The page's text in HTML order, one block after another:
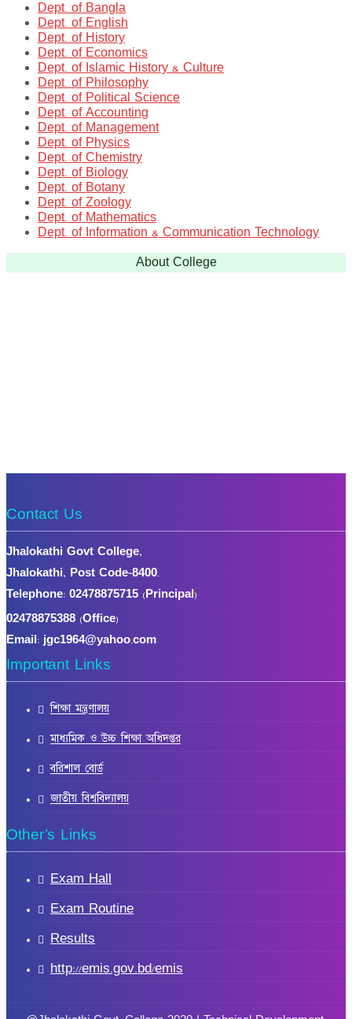
Dept. of Bangla
Dept. of English
Dept. of History
Dept. of Economics
Dept. of Islamic History & Culture
Dept. of Philosophy
Dept. of Political Science
Dept. of Accounting
Dept. of Management
Dept. of Physics
Dept. of Chemistry
Dept. of Biology
Dept. of Botany
Dept. of Zoology
Dept. of Mathematics
Dept. of Information & Communication Technology
About College
Contact Us
Jhalokathi Govt College,
Jhalokathi, Post Code-8400.
Telephone: 02478875715 (Principal)
02478875388 (Office)
Email: jgc1964@yahoo.com
Important Links
শিক্ষা মন্ত্রণালয়
মাধ্যমিক ও উচ্চ শিক্ষা অধিদপ্তর
বরিশাল বোর্ড
জাতীয় বিশ্ববিদ্যালয়
Other’s Links
Exam Hall
Exam Routine
Results
http://emis.gov.bd/emis